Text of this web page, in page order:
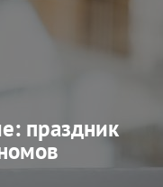
праздник